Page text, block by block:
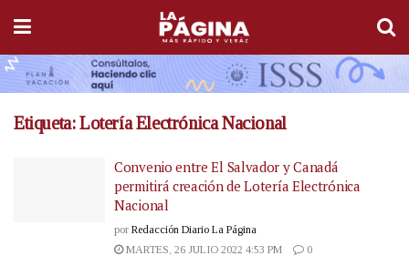
Etiqueta:Lotería Electrónica Nacional
Convenio entre El Salvador y Canadá
permitirá creación de Lotería Electrónica
Nacional
por Redacción Diario La Página
MARTES, 26 JULIO 2022 4:53 PM
0